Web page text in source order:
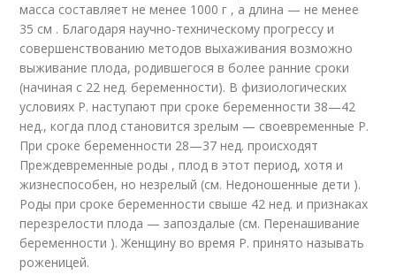
масса составляет не менее 1000 г , а длина — не менее
35 см . Благодаря научно-техническому прогрессу и
совершенствованию методов выхаживания возможно
выживание плода, родившегося в более ранние сроки
(начиная с 22 нед. беременности). В физиологических
условиях Р. наступают при сроке беременности 38—42
нед., когда плод становится зрелым — своевременные Р.
При сроке беременности 28—37 нед. происходят
Преждевременные роды , плод в этот период, хотя и
жизнеспособен, но незрелый (см. Недоношенные дети ).
Роды при сроке беременности свыше 42 нед. и признаках
перезрелости плода — запоздалые (см. Перенашивание
беременности ). Женщину во время Р. принято называть
роженицей.